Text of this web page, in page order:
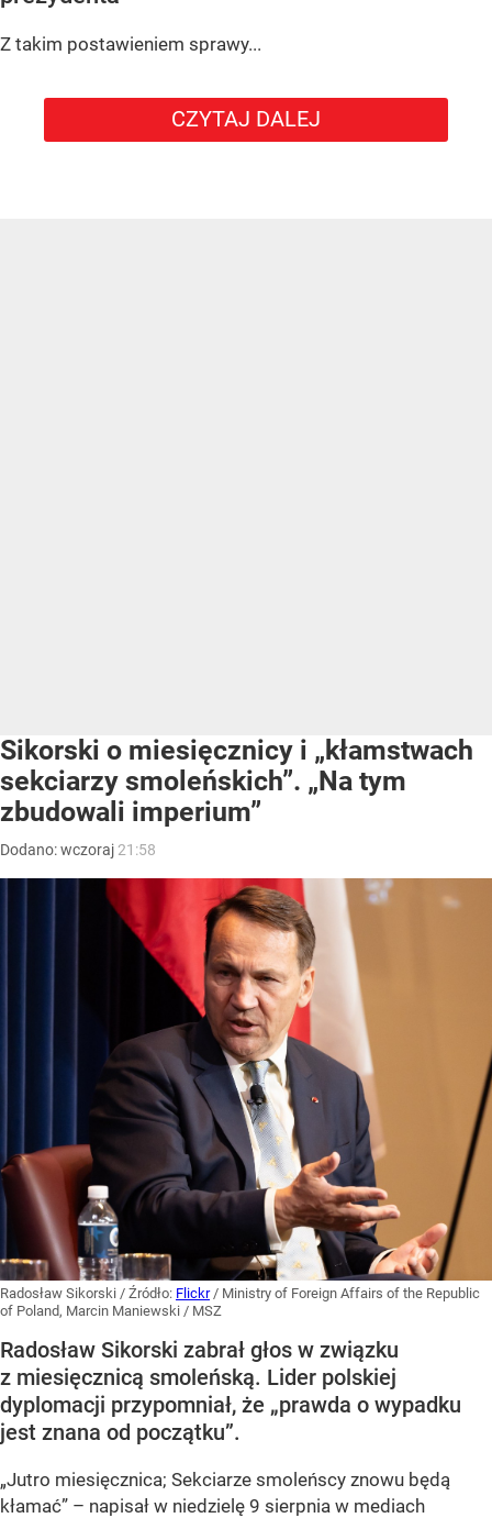
Z takim postawieniem sprawy...
CZYTAJ DALEJ
Sikorski o miesięcznicy i „kłamstwach
sekciarzy smoleńskich”. „Na tym
zbudowali imperium”
Dodano:wczoraj 21:58
Radosław Sikorski / Źródło: Flickr / Ministry of Foreign Affairs of the Republic
of Poland, Marcin Maniewski / MSZ
Radosław Sikorski zabrał głos w związku
z miesięcznicą smoleńską. Lider polskiej
dyplomacji przypomniał, że „prawda o wypadku
jest znana od początku”.
„Jutro miesięcznica; Sekciarze smoleńscy znowu będą
kłamać” – napisał w niedzielę 9 sierpnia w mediach